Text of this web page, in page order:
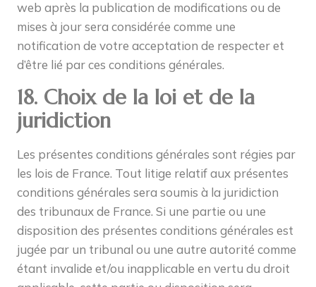
web après la publication de modifications ou de
mises à jour sera considérée comme une
notification de votre acceptation de respecter et
d’être lié par ces conditions générales.
18. Choix de la loi et de la
juridiction
Les présentes conditions générales sont régies par
les lois de France. Tout litige relatif aux présentes
conditions générales sera soumis à la juridiction
des tribunaux de France. Si une partie ou une
disposition des présentes conditions générales est
jugée par un tribunal ou une autre autorité comme
étant invalide et/ou inapplicable en vertu du droit